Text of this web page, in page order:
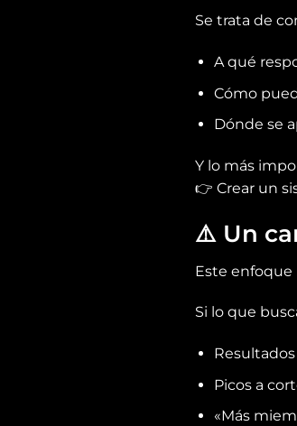
Se trata de
A qué
Cómo
Dónde se
Y lo más
👉 Crear un
⚠️ Un
Este enfoque
Si lo que
Picos a
«Más